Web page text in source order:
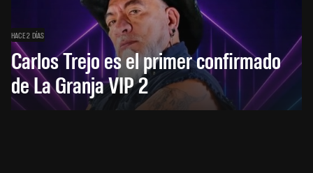
HACE 2 DÍAS
Carlos Trejo es el primer confirmado
de La Granja VIP 2